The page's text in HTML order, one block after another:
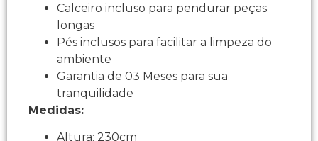
Calceiro incluso para pendurar peças
longas
Pés inclusos para facilitar a limpeza do
ambiente
Garantia de 03 Meses para sua
tranquilidade
Medidas:
Altura: 230cm